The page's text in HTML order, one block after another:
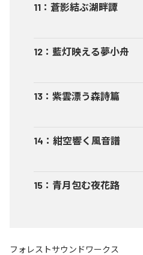
11 ： 蒼影結ぶ湖畔譚
12 ： 藍灯映える夢小舟
13 ： 紫雲漂う森詩篇
14 ： 紺空響く風音譜
15 ： 青月包む夜花路
フォレストサウンドワークス